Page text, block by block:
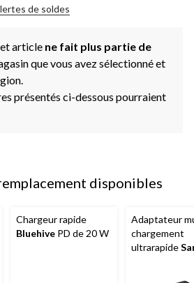
de soldes
article ne fait plus partie de
que vous avez sélectionné et
présentés ci-dessous pourraient
disponibles
Chargeur rapide
Bluehive PD de 20 W
Adaptateur
chargement
ultrarapide